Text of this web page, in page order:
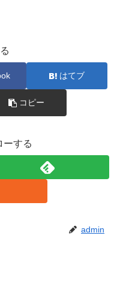
はてブ
コピー
ーする
admin